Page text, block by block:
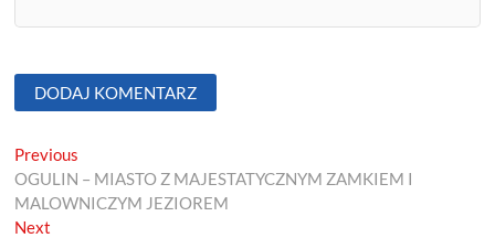
Nawigacja
wpisu
Previous
post:
OGULIN – MIASTO Z MAJESTATYCZNYM ZAMKIEM I
MALOWNICZYM JEZIOREM
Next